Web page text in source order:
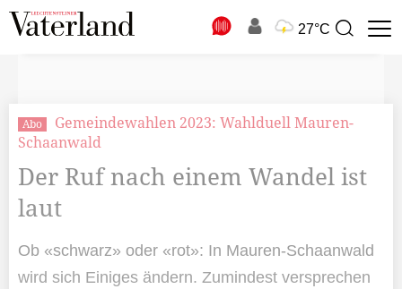
27°C
Suchbegriff
Abo
Gemeindewahlen 2023: Wahlduell Mauren-
Schaanwald
Der Ruf nach einem Wandel ist
laut
Ob «schwarz» oder «rot»: In Mauren-Schaanwald
wird sich Einiges ändern. Zumindest versprechen